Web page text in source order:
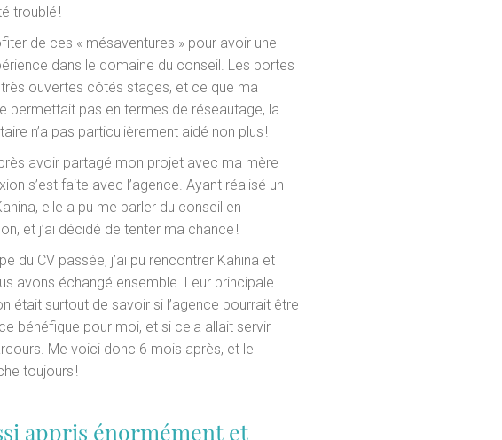
troublé !
de ces « mésaventures » pour avoir une
dans le domaine du conseil. Les portes
très ouvertes côtés stages, et ce que ma
permettait pas en termes de réseautage, la
n’a pas particulièrement aidé non plus !
avoir partagé mon projet avec ma mère
s’est faite avec l’agence. Ayant réalisé un
elle a pu me parler du conseil en
et j’ai décidé de tenter ma chance !
du CV passée, j’ai pu rencontrer Kahina et
avons échangé ensemble. Leur principale
était surtout de savoir si l’agence pourrait être
bénéfique pour moi, et si cela allait servir
Me voici donc 6 mois après, et le
toujours !
appris énormément et